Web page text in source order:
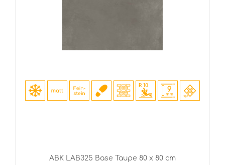
ABK LAB325 Base Taupe 80 x 80 cm